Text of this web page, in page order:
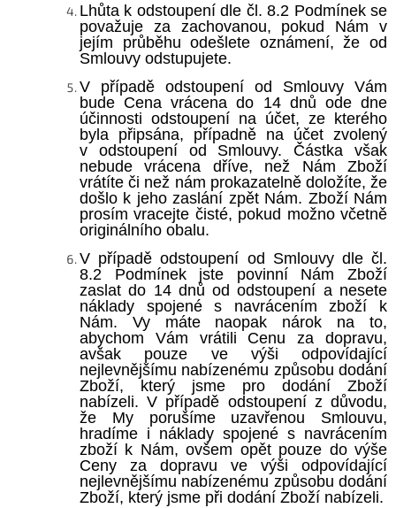
Lhůta k odstoupení dle čl. 8.2 Podmínek se
považuje za zachovanou, pokud Nám v
jejím průběhu odešlete oznámení, že od
Smlouvy odstupujete.
V případě odstoupení od Smlouvy Vám
bude Cena vrácena do 14 dnů ode dne
účinnosti odstoupení na účet, ze kterého
byla připsána, případně na účet zvolený
v odstoupení od Smlouvy. Částka však
nebude vrácena dříve, než Nám Zboží
vrátíte či než nám prokazatelně doložíte, že
došlo k jeho zaslání zpět Nám. Zboží Nám
prosím vracejte čisté, pokud možno včetně
originálního obalu.
V případě odstoupení od Smlouvy dle čl.
8.2 Podmínek jste povinní Nám Zboží
zaslat do 14 dnů od odstoupení a nesete
náklady spojené s navrácením zboží k
Nám. Vy máte naopak nárok na to,
abychom Vám vrátili Cenu za dopravu,
avšak pouze ve výši odpovídající
nejlevnějšímu nabízenému způsobu dodání
Zboží, který jsme pro dodání Zboží
nabízeli. V případě odstoupení z důvodu,
že My porušíme uzavřenou Smlouvu,
hradíme i náklady spojené s navrácením
zboží k Nám, ovšem opět pouze do výše
Ceny za dopravu ve výši odpovídající
nejlevnějšímu nabízenému způsobu dodání
Zboží, který jsme při dodání Zboží nabízeli.